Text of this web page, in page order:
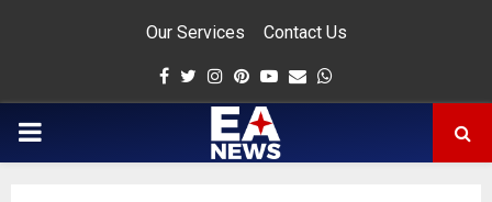
Our Services Contact Us
Facebook
Twitter
Instagram
Pinterest
Youtube
Email
PRIMARY